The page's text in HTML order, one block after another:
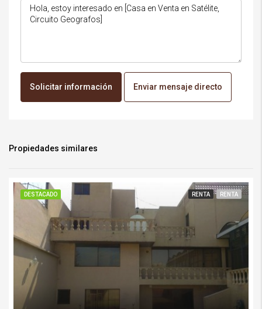
Solicitar información Enviar mensaje directo
Propiedades similares
DESTACADO RENTA RENTA